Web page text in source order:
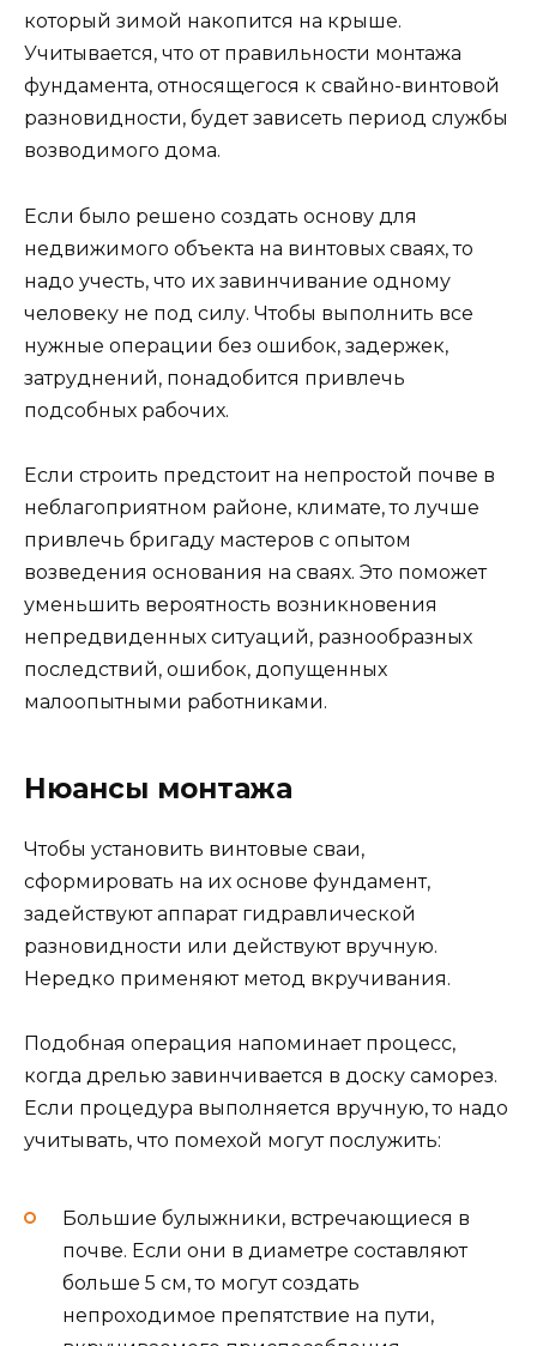
который зимой накопится на крыше.
Учитывается, что от правильности монтажа
фундамента, относящегося к свайно-винтовой
разновидности, будет зависеть период службы
возводимого дома.
Если было решено создать основу для
недвижимого объекта на винтовых сваях, то
надо учесть, что их завинчивание одному
человеку не под силу. Чтобы выполнить все
нужные операции без ошибок, задержек,
затруднений, понадобится привлечь
подсобных рабочих.
Если строить предстоит на непростой почве в
неблагоприятном районе, климате, то лучше
привлечь бригаду мастеров с опытом
возведения основания на сваях. Это поможет
уменьшить вероятность возникновения
непредвиденных ситуаций, разнообразных
последствий, ошибок, допущенных
малоопытными работниками.
Нюансы монтажа
Чтобы установить винтовые сваи,
сформировать на их основе фундамент,
задействуют аппарат гидравлической
разновидности или действуют вручную.
Нередко применяют метод вкручивания.
Подобная операция напоминает процесс,
когда дрелью завинчивается в доску саморез.
Если процедура выполняется вручную, то надо
учитывать, что помехой могут послужить:
Большие булыжники, встречающиеся в
почве. Если они в диаметре составляют
больше 5 см, то могут создать
непроходимое препятствие на пути,